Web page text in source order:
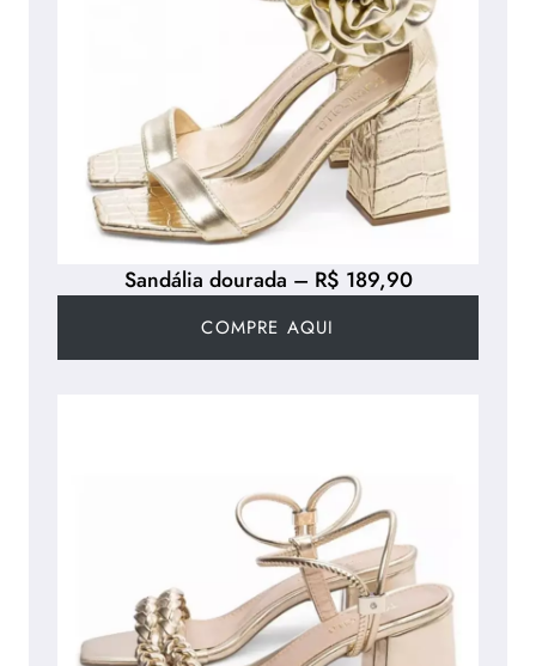
Sandália dourada – R$ 189,90
COMPRE AQUI